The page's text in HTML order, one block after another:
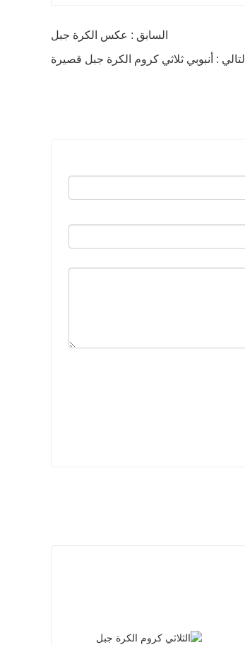
السابق : عكس الكرة جبل
التالي : أنبوبي ثلاثي كروم الكرة جبل قصيرة